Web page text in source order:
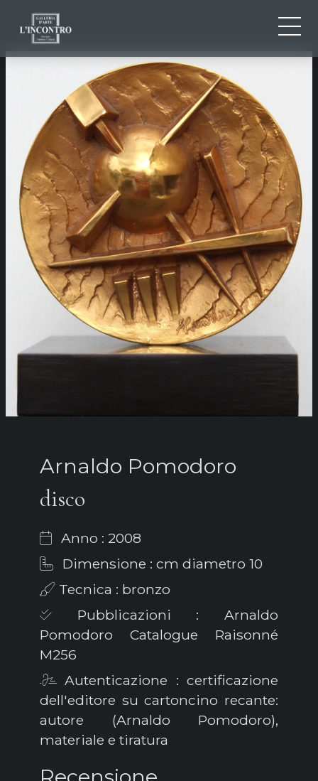
NEWS ED EVENTI
ARTISTI E OPERE
MOSTRE
CONTATTI
Arnaldo Pomodoro
disco
Anno : 2008
Dimensione : cm diametro 10
Tecnica : bronzo
Pubblicazioni : Arnaldo
Pomodoro Catalogue Raisonné
M256
Autenticazione : certificazione
dell'editore su cartoncino recante:
autore (Arnaldo Pomodoro),
materiale e tiratura